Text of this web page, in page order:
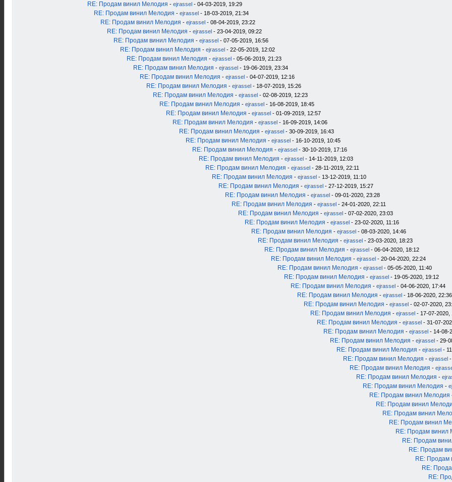
RE: Продам винил Мелодия - ejrassel - 04-03-2019, 19:29
RE: Продам винил Мелодия - ejrassel - 18-03-2019, 21:34
RE: Продам винил Мелодия - ejrassel - 08-04-2019, 23:22
RE: Продам винил Мелодия - ejrassel - 23-04-2019, 09:22
RE: Продам винил Мелодия - ejrassel - 07-05-2019, 16:56
RE: Продам винил Мелодия - ejrassel - 22-05-2019, 12:02
RE: Продам винил Мелодия - ejrassel - 05-06-2019, 21:23
RE: Продам винил Мелодия - ejrassel - 19-06-2019, 23:34
RE: Продам винил Мелодия - ejrassel - 04-07-2019, 12:16
RE: Продам винил Мелодия - ejrassel - 18-07-2019, 15:26
RE: Продам винил Мелодия - ejrassel - 02-08-2019, 12:23
RE: Продам винил Мелодия - ejrassel - 16-08-2019, 18:45
RE: Продам винил Мелодия - ejrassel - 01-09-2019, 12:57
RE: Продам винил Мелодия - ejrassel - 16-09-2019, 14:06
RE: Продам винил Мелодия - ejrassel - 30-09-2019, 16:43
RE: Продам винил Мелодия - ejrassel - 16-10-2019, 10:45
RE: Продам винил Мелодия - ejrassel - 30-10-2019, 17:16
RE: Продам винил Мелодия - ejrassel - 14-11-2019, 12:03
RE: Продам винил Мелодия - ejrassel - 28-11-2019, 22:11
RE: Продам винил Мелодия - ejrassel - 13-12-2019, 11:10
RE: Продам винил Мелодия - ejrassel - 27-12-2019, 15:27
RE: Продам винил Мелодия - ejrassel - 09-01-2020, 23:28
RE: Продам винил Мелодия - ejrassel - 24-01-2020, 22:11
RE: Продам винил Мелодия - ejrassel - 07-02-2020, 23:03
RE: Продам винил Мелодия - ejrassel - 23-02-2020, 11:16
RE: Продам винил Мелодия - ejrassel - 08-03-2020, 14:46
RE: Продам винил Мелодия - ejrassel - 23-03-2020, 18:23
RE: Продам винил Мелодия - ejrassel - 06-04-2020, 18:12
RE: Продам винил Мелодия - ejrassel - 20-04-2020, 22:24
RE: Продам винил Мелодия - ejrassel - 05-05-2020, 11:40
RE: Продам винил Мелодия - ejrassel - 19-05-2020, 19:12
RE: Продам винил Мелодия - ejrassel - 04-06-2020, 17:44
RE: Продам винил Мелодия - ejrassel - 18-06-2020, 22:36
RE: Продам винил Мелодия - ejrassel - 02-07-2020,
RE: Продам винил Мелодия - ejrassel - 17-07-2020,
RE: Продам винил Мелодия - ejrassel - 31-07-
RE: Продам винил Мелодия - ejrassel - 14-08-
RE: Продам винил Мелодия - ejrassel - 29-
RE: Продам винил Мелодия - ejrassel -
RE: Продам винил Мелодия - ejrassel
RE: Продам винил Мелодия -
RE: Продам винил Мелодия -
RE: Продам винил Мелодия -
RE: Продам винил Мелодия
RE: Продам винил
RE: Продам винил
RE: Продам винил
RE: Продам винил
RE: Продам
RE: Продам
RE: Продам
RE:
RE: